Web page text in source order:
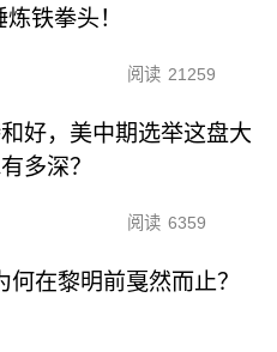
炼铁拳头！
阅读 21259
好，美中期选举这盘大
多深？
阅读 6359
在黎明前戛然而止？